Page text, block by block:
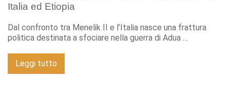
Italia ed Etiopia
Dal confronto tra Menelik II e l’Italia nasce una frattura
politica destinata a sfociare nella guerra di Adua …
Leggi tutto